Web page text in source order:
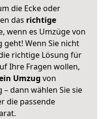
die Ecke oder
das richtige
wenn es Umzüge von
geht! Wenn Sie nicht
richtige Lösung für
Ihre Fragen wollen,
Umzug von
dann wählen Sie sie
die passende